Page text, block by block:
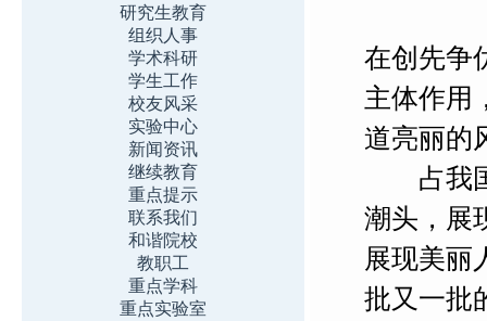
研究生教育
组织人事
学术科研
学生工作
校友风采
实验中心
新闻资讯
继续教育
重点提示
联系我们
和谐院校
教职工
重点学科
重点实验室
在创先争
主体作用
道亮丽的
占我国
潮头，展
展现美丽
批又一批